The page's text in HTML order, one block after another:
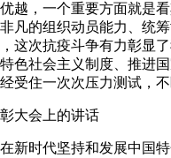
越，一个重要方面就是
凡的组织动员能力、统
这次抗疫斗争有力彰显
色社会主义制度、推进
受住一次次压力测试，不
大会上的讲话
时代坚持和发展中国